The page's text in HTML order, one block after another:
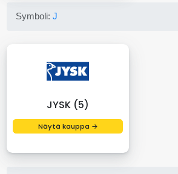
Symboli:J
JYSK (5)
Näytä kauppa →